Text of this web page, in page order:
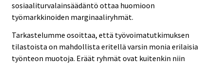
sosiaaliturvalainsäädäntö ottaa huomioon
työmarkkinoiden marginaaliryhmät.
Tarkastelumme osoittaa, että työvoimatutkimuksen
tilastoista on mahdollista eritellä varsin monia erilaisia
työnteon muotoja. Eräät ryhmät ovat kuitenkin niin